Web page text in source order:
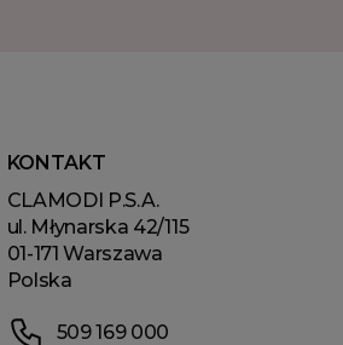
KONTAKT
CLAMODI P.S.A.
ul. Młynarska 42/115
01-171 Warszawa
Polska
509 169 000